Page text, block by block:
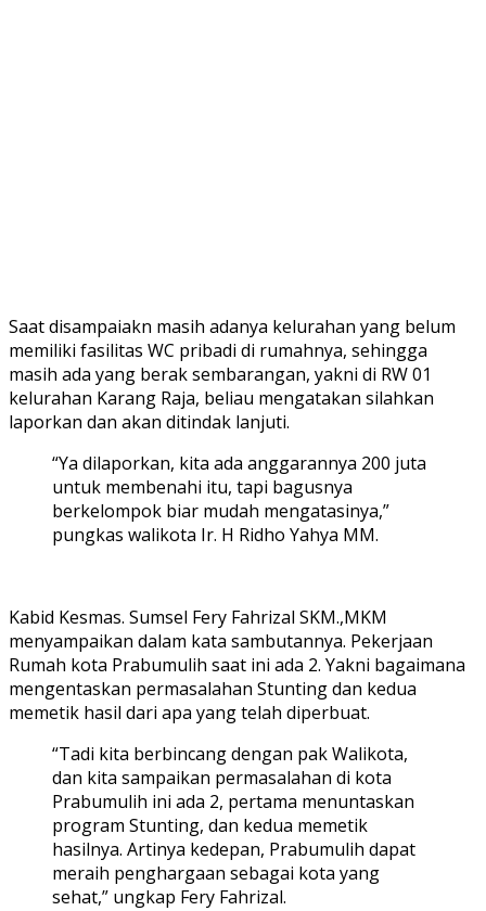
Saat disampaiakn masih adanya kelurahan yang belum
memiliki fasilitas WC pribadi di rumahnya, sehingga
masih ada yang berak sembarangan, yakni di RW 01
kelurahan Karang Raja, beliau mengatakan silahkan
laporkan dan akan ditindak lanjuti.
“Ya dilaporkan, kita ada anggarannya 200 juta
untuk membenahi itu, tapi bagusnya
berkelompok biar mudah mengatasinya,”
pungkas walikota Ir. H Ridho Yahya MM.
Kabid Kesmas. Sumsel Fery Fahrizal SKM.,MKM
menyampaikan dalam kata sambutannya. Pekerjaan
Rumah kota Prabumulih saat ini ada 2. Yakni bagaimana
mengentaskan permasalahan Stunting dan kedua
memetik hasil dari apa yang telah diperbuat.
“Tadi kita berbincang dengan pak Walikota,
dan kita sampaikan permasalahan di kota
Prabumulih ini ada 2, pertama menuntaskan
program Stunting, dan kedua memetik
hasilnya. Artinya kedepan, Prabumulih dapat
meraih penghargaan sebagai kota yang
sehat,” ungkap Fery Fahrizal.